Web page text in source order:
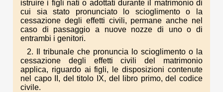
istruire i figli nati o adottati durante il matrimonio di
cui sia stato pronunciato lo scioglimento o la
cessazione degli effetti civili, permane anche nel
caso di passaggio a nuove nozze di uno o di
entrambi i genitori.
2. Il tribunale che pronuncia lo scioglimento o la
cessazione degli effetti civili del matrimonio
applica, riguardo ai figli, le disposizioni contenute
nel capo II, del titolo IX, del libro primo, del codice
civile.